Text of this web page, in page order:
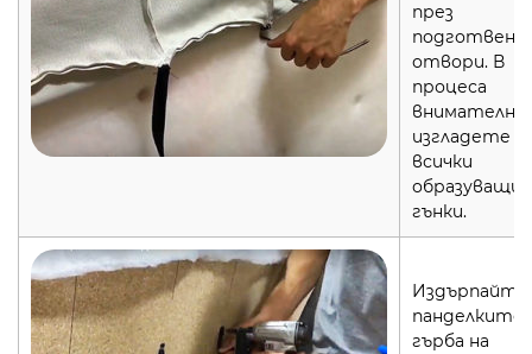
през
отвори. В
процеса
внимателно
изгладете
всички
образуващи
гънки.
Издърпайте
панделките
гърба на